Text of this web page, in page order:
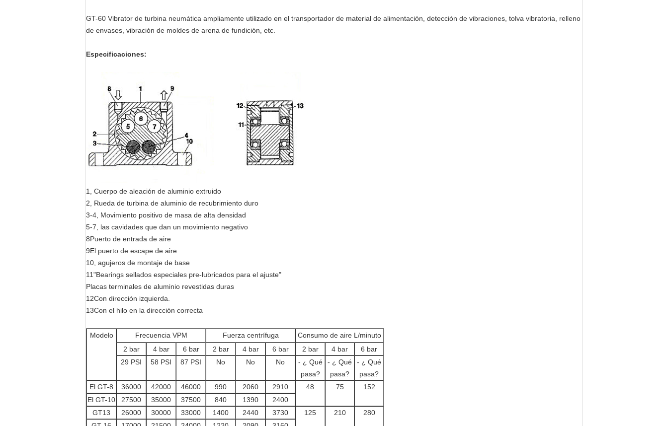
GT-60 Vibrator de turbina neumática ampliamente utilizado en el transportador de material de alimentación, detección de vibraciones, tolva vibratoria, relleno
de envases, vibración de moldes de arena de fundición, etc.
Especificaciones:
1, Cuerpo de aleación de aluminio extruido
2, Rueda de turbina de aluminio de recubrimiento duro
3-4, Movimiento positivo de masa de alta densidad
5-7, las cavidades que dan un movimiento negativo
8Puerto de entrada de aire
9El puerto de escape de aire
10, agujeros de montaje de base
11"Bearings sellados especiales pre-lubricados para el ajuste"
Placas terminales de aluminio revestidas duras
12Con dirección izquierda.
13Con el hilo en la dirección correcta
Modelo Frecuencia VPM Fuerza centrífuga
Consumo de aire L/minuto
2 bar
4 bar 6 bar 2 bar 4 bar 6 bar 2 bar 4 bar
6 bar
29 PSI
58 PSI 87 PSI No No No
- ¿ Qué
pasa?
- ¿ Qué
pasa?
- ¿ Qué
pasa?
El GT-8
36000 42000 46000 990 2060 2910 48 75
152
El GT-10
27500 35000 37500 840 1390
2400
GT13
26000 30000 33000 1400 2440 3730 125 210
280